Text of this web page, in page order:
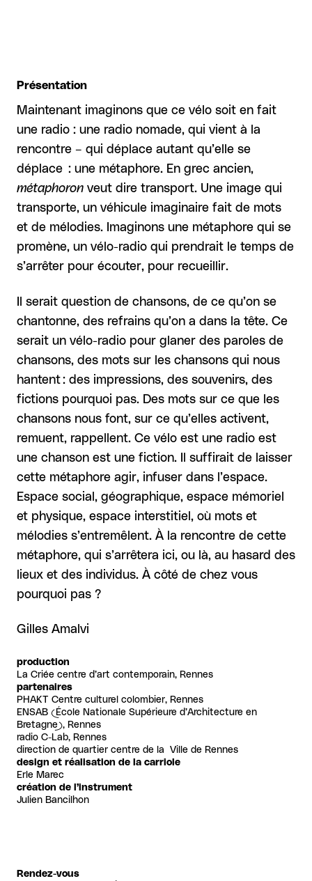
Présentation
Maintenant imaginons que ce vélo soit en fait
une radio : une radio nomade, qui vient à la
rencontre – qui déplace autant qu’elle se
déplace : une métaphore. En grec ancien,
métaphoron veut dire transport. Une image qui
transporte, un véhicule imaginaire fait de mots
et de mélodies. Imaginons une métaphore qui se
promène, un vélo-radio qui prendrait le temps de
s’arrêter pour écouter, pour recueillir.
Il serait question de chansons, de ce qu’on se
chantonne, des refrains qu’on a dans la tête. Ce
serait un vélo-radio pour glaner des paroles de
chansons, des mots sur les chansons qui nous
hantent : des impressions, des souvenirs, des
fictions pourquoi pas. Des mots sur ce que les
chansons nous font, sur ce qu’elles activent,
remuent, rappellent. Ce vélo est une radio est
une chanson est une fiction. Il suffirait de laisser
cette métaphore agir, infuser dans l’espace.
Espace social, géographique, espace mémoriel
et physique, espace interstitiel, où mots et
mélodies s’entremêlent. À la rencontre de cette
métaphore, qui s’arrêtera ici, ou là, au hasard des
lieux et des individus. À côté de chez vous
pourquoi pas ?
Gilles Amalvi
production
La Criée centre d’art contemporain, Rennes
partenaires
PHAKT Centre culturel colombier, Rennes
ENSAB (École Nationale Supérieure d’Architecture en
Bretagne), Rennes
radio C-Lab, Rennes
direction de quartier centre de la Ville de Rennes
design et réalisation de la carriole
Erle Marec
création de l’instrument
Julien Bancilhon
Rendez-vous